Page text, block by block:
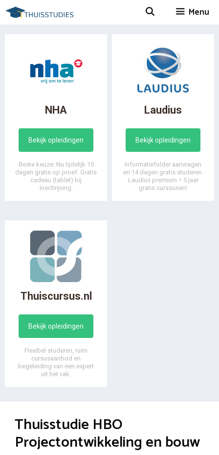
Spring
naar
Menu
NHA
Bekijk opleidingen
Beste keuze: Nu tijdelijk 15
dagen gratis op proef. Gratis
cadeau (tablet) bij
inschrijving.
Laudius
Bekijk opleidingen
Informatiefolder aanvragen
en 14 dagen gratis studeren.
Laudius premium = 5 jaar
gratis curssusen!
Thuiscursus.nl
Bekijk opleidingen
Flexibel studeren, ruim
cursusaanbod en
begeleiding van een expert
uit het vak.
Thuisstudie HBO
Projectontwikkeling en bouw